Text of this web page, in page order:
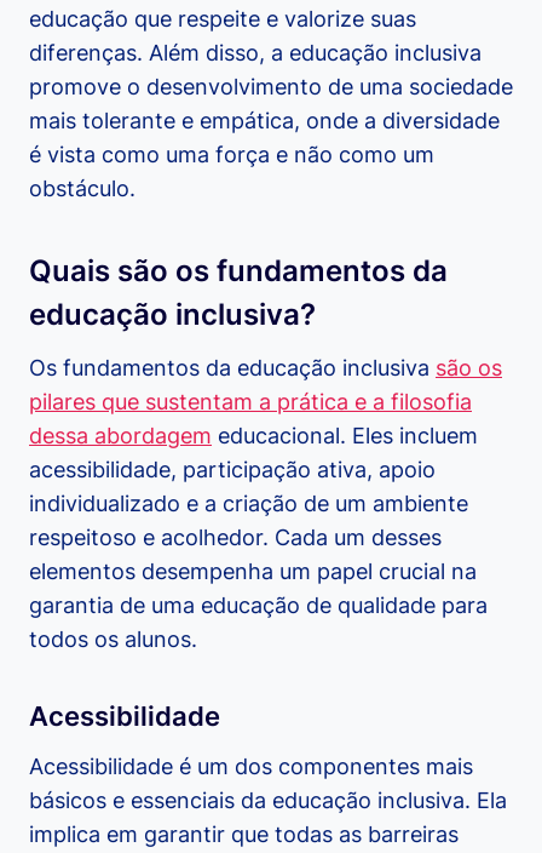
educação que respeite e valorize suas
diferenças. Além disso, a educação inclusiva
promove o desenvolvimento de uma sociedade
mais tolerante e empática, onde a diversidade
é vista como uma força e não como um
obstáculo.
Quais são os fundamentos da
educação inclusiva?
Os fundamentos da educação inclusiva são os
pilares que sustentam a prática e a filosofia
dessa abordagem educacional. Eles incluem
acessibilidade, participação ativa, apoio
individualizado e a criação de um ambiente
respeitoso e acolhedor. Cada um desses
elementos desempenha um papel crucial na
garantia de uma educação de qualidade para
todos os alunos.
Acessibilidade
Acessibilidade é um dos componentes mais
básicos e essenciais da educação inclusiva. Ela
implica em garantir que todas as barreiras